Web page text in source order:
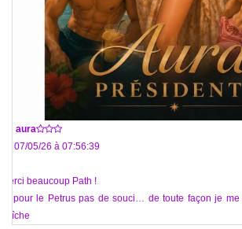
aura
Le 07/05/26 à 07:56:39
Merci beaucoup Path !
Et pour le Petrus pas de souci… de toute façon je me
fraîche